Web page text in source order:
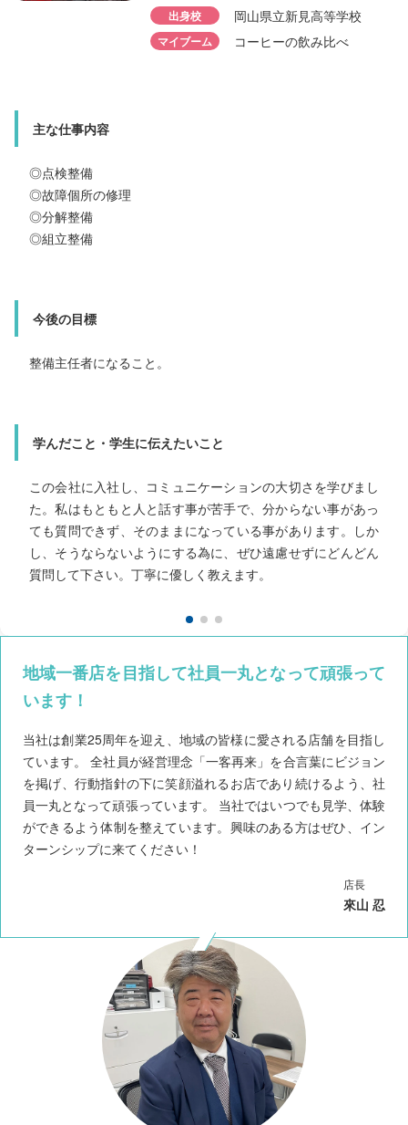
出身校 岡山県立新見高等学校
マイブーム コーヒーの飲み比べ
主な仕事内容
◎点検整備
◎故障個所の修理
◎分解整備
◎組立整備
今後の目標
整備主任者になること。
学んだこと・学生に伝えたいこと
この会社に入社し、コミュニケーションの大切さを学びまし
た。私はもともと人と話す事が苦手で、分からない事があっ
ても質問できず、そのままになっている事があります。しか
し、そうならないようにする為に、ぜひ遠慮せずにどんどん
質問して下さい。丁寧に優しく教えます。
勤続年数 6年目
出身校 戸手高等学校
主な仕事内容
◎来客応対
◎電話応対
◎書類作成
◎伝票処理
今後の目標
確実性と迅速な対応を意識しながら、自己肯定感を高め、よ
り良い業務、接客を提供する。
学んだこと・学生に伝えたいこと
接客において大事な応対マナー、臨機応変な対応力、お客様
が何を伝えたいのか理解できることが大事なポイントだと感
じました。自分の思うように出来ず、つまずく事もあり大変
な時もありますが、それ以上に楽しく！やりがいを感じ！
日々達成感を感じられる仕事だと思います。
アニメやYouTubeを観る
地域一番店を目指して社員一丸となって頑張って
います！
当社は創業25周年を迎え、地域の皆様に愛される店舗を目指し
ています。 全社員が経営理念「一客再来」を合言葉にビジョン
を掲げ、行動指針の下に笑顔溢れるお店であり続けるよう、社
員一丸となって頑張っています。 当社ではいつでも見学、体験
ができるよう体制を整えています。興味のある方はぜひ、イン
ターンシップに来てください！
店長
來山 忍